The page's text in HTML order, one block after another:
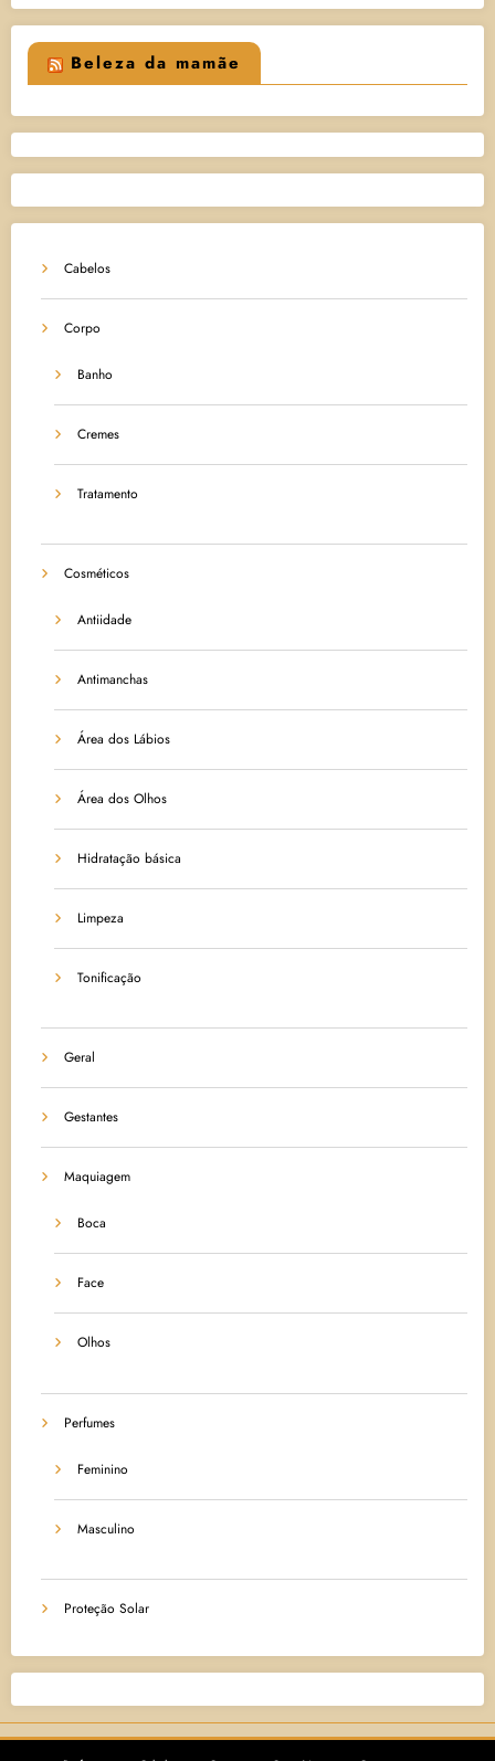
Beleza da mamãe
Cabelos
Corpo
Banho
Cremes
Tratamento
Cosméticos
Antiidade
Antimanchas
Área dos Lábios
Área dos Olhos
Hidratação básica
Limpeza
Tonificação
Geral
Gestantes
Maquiagem
Boca
Face
Olhos
Perfumes
Feminino
Masculino
Proteção Solar